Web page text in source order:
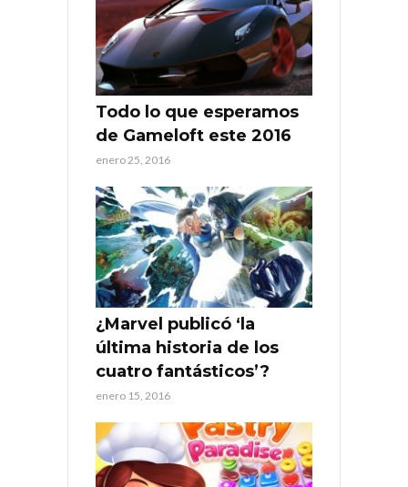
Todo lo que esperamos
de Gameloft este 2016
enero 25, 2016
¿Marvel publicó ‘la
última historia de los
cuatro fantásticos’?
enero 15, 2016